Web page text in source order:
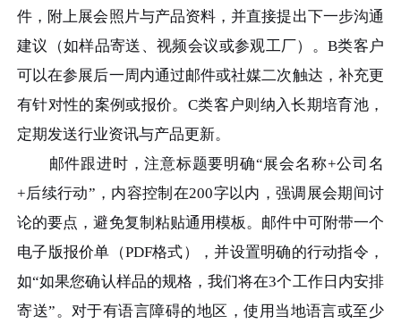
件，附上展会照片与产品资料，并直接提出下一步沟通
建议（如样品寄送、视频会议或参观工厂）。B类客户
可以在参展后一周内通过邮件或社媒二次触达，补充更
有针对性的案例或报价。C类客户则纳入长期培育池，
定期发送行业资讯与产品更新。
邮件跟进时，注意标题要明确“展会名称+公司名
+后续行动”，内容控制在200字以内，强调展会期间讨
论的要点，避免复制粘贴通用模板。邮件中可附带一个
电子版报价单（PDF格式），并设置明确的行动指令，
如“如果您确认样品的规格，我们将在3个工作日内安排
寄送”。对于有语言障碍的地区，使用当地语言或至少